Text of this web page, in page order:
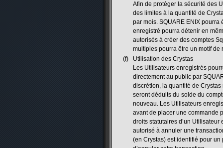
Afin de protéger la sécurité des
des limites à la quantité de
par mois. SQUARE ENIX
enregistré pourra détenir en
autorisés à créer des comptes
multiples pourra être un motif de
(f)
Utilisation des Crystas
Les Utilisateurs enregistrés
directement au public par
discrétion, la quantité de
seront déduits du solde du
nouveau. Les Utilisateurs
avant de placer une commande
droits statutaires d’un Utilisateur
autorisé à annuler une
(en Crystas) est identifié pour